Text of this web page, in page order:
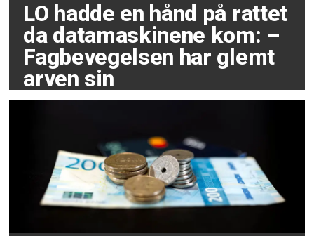
LO hadde en hånd på rattet
da datamaskinene kom: –
Fagbevegelsen har glemt
arven sin